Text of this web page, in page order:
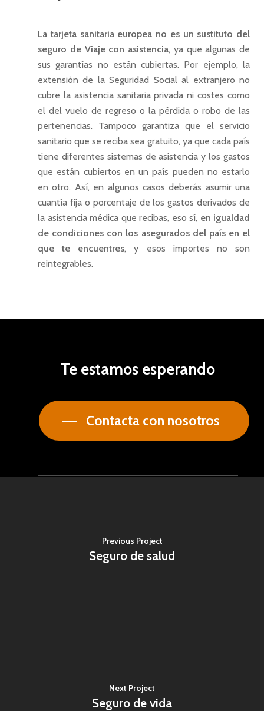
La tarjeta sanitaria europea no es un sustituto del
seguro de Viaje con asistencia, ya que algunas de
sus garantías no están cubiertas. Por ejemplo, la
extensión de la Seguridad Social al extranjero no
cubre la asistencia sanitaria privada ni costes como
el del vuelo de regreso o la pérdida o robo de las
pertenencias. Tampoco garantiza que el servicio
sanitario que se reciba sea gratuito, ya que cada país
tiene diferentes sistemas de asistencia y los gastos
que están cubiertos en un país pueden no estarlo
en otro. Así, en algunos casos deberás asumir una
cuantía fija o porcentaje de los gastos derivados de
la asistencia médica que recibas, eso sí, en igualdad
de condiciones con los asegurados del país en el
que te encuentres, y esos importes no son
reintegrables.
Te estamos esperando
Contacta con nosotros
Previous Project
Seguro de salud
Next Project
Seguro de vida